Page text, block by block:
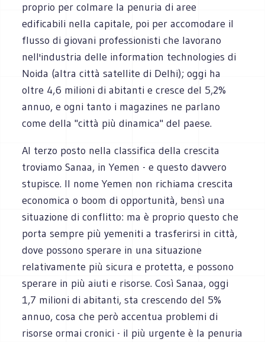
proprio per colmare la penuria di aree
edificabili nella capitale, poi per accomodare il
flusso di giovani professionisti che lavorano
nell'industria delle information technologies di
Noida (altra città satellite di Delhi); oggi ha
oltre 4,6 milioni di abitanti e cresce del 5,2%
annuo, e ogni tanto i magazines ne parlano
come della "città più dinamica" del paese.
Al terzo posto nella classifica della crescita
troviamo Sanaa, in Yemen - e questo davvero
stupisce. Il nome Yemen non richiama crescita
economica o boom di opportunità, bensì una
situazione di conflitto: ma è proprio questo che
porta sempre più yemeniti a trasferirsi in città,
dove possono sperare in una situazione
relativamente più sicura e protetta, e possono
sperare in più aiuti e risorse. Così Sanaa, oggi
1,7 milioni di abitanti, sta crescendo del 5%
annuo, cosa che però accentua problemi di
risorse ormai cronici - il più urgente è la penuria